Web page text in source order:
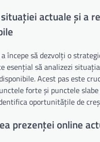
actuale și a
începe să dezvolți o
esențial să analizezi
Acest pas este
forte și punctele
oportunitățile de
prezenței online